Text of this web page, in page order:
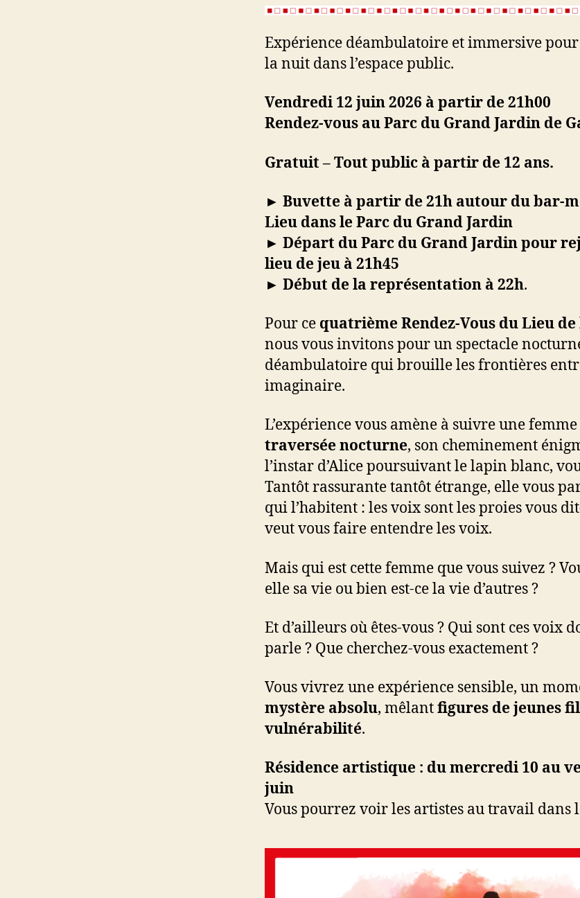
Expérience déambulatoire et immersive
la nuit dans l’espace public.
Vendredi 12 juin 2026 à partir de 21h00
Rendez-vous au Parc du Grand Jardin de
Gratuit – Tout public à partir de 12 ans.
► Buvette à partir de 21h autour du bar-
Lieu dans le Parc du Grand Jardin
► Départ du Parc du Grand Jardin pour
lieu de jeu à 21h45
► Début de la représentation à 22h.
Pour ce quatrième Rendez-Vous du Lieu de
nous vous invitons pour un spectacle
déambulatoire qui brouille les frontières
imaginaire.
L’expérience vous amène à suivre une femme
traversée nocturne, son cheminement
l’instar d’Alice poursuivant le lapin blanc,
Tantôt rassurante tantôt étrange, elle vous
qui l’habitent : les voix sont les proies vous
veut vous faire entendre les voix.
Mais qui est cette femme que vous suivez ?
elle sa vie ou bien est-ce la vie d’autres ?
Et d’ailleurs où êtes-vous ? Qui sont ces voix
parle ? Que cherchez-vous exactement ?
Vous vivrez une expérience sensible, un
mystère absolu, mêlantfigures de jeunes
vulnérabilité.
Résidence artistique : du mercredi 10 au
juin
Vous pourrez voir les artistes au travail dans